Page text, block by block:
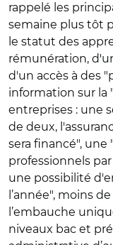
rappelé les
semaine plus tôt
le statut des
rémunération,
d'un accès à des
information sur la
entreprises : une
de deux,
sera financé",
professionnels
une possibilité
l’année", moins
l’embauche
niveaux bac et